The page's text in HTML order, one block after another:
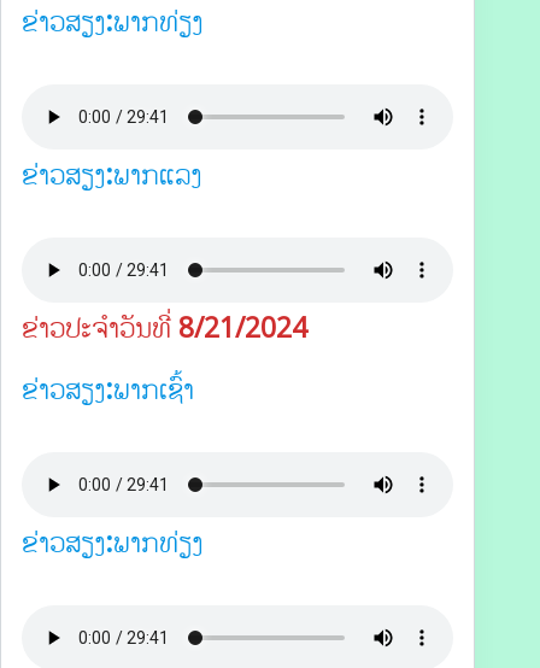
ຂ່າວສຽງ:ພາກທ່ຽງ
ຂ່າວສຽງ:ພາກແລງ
ຂ່າວປະຈຳວັນທີ່ 8/21/2024
ຂ່າວສຽງ:ພາກເຊົ້າ
ຂ່າວສຽງ:ພາກທ່ຽງ